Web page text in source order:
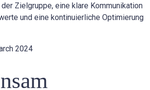
Zielgruppe, eine klare Kommunikation
und eine kontinuierliche Optimierung
2024